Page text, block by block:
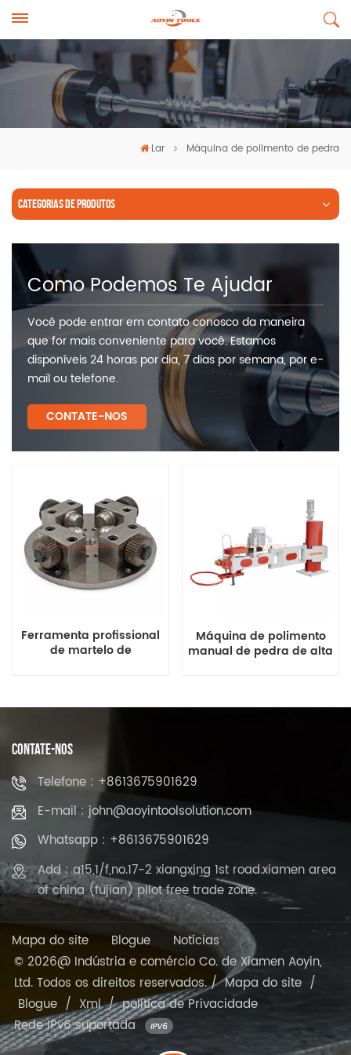
Lar Máquina de polimento de pedra
CATEGORIAS DE PRODUTOS
Como Podemos Te Ajudar
Você pode entrar em contato conosco da maneira
que for mais conveniente para você. Estamos
disponíveis 24 horas por dia, 7 dias por semana, por e-
mail ou telefone.
CONTATE-NOS
Ferramenta profissional
de martelo de
Máquina de polimento
manual de pedra de alta
CONTATE-NOS
Telefone : +8613675901629
E-mail : john@aoyintoolsolution.com
Whatsapp : +8613675901629
Add : a15,1/f,no.17-2 xiangxing 1st road.xiamen area
of china (fujian) pilot free trade zone.
Mapa do site Blogue
Notícias
© 2026@ Indústria e comércio Co. de Xiamen Aoyin,
Ltd. Todos os direitos reservados. /Mapa do site /
Blogue / Xml/política de Privacidade
Rede IPv6 suportada